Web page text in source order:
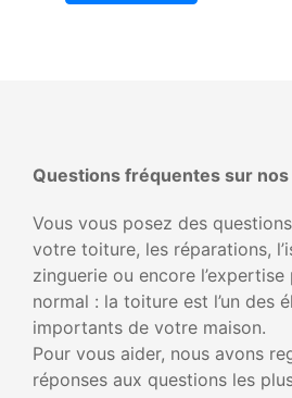
Questions fréquentes sur
Vous vous posez des
votre toiture, les réparations,
zinguerie ou encore l’expertise
normal : la toiture est l’un des
importants de votre maison.
Pour vous aider, nous avons
réponses aux questions les